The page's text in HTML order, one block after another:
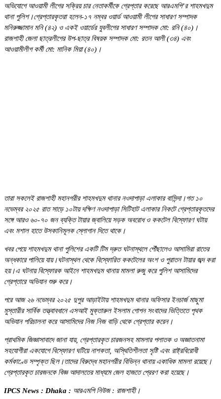
অভিযোগে আওয়ামী লীগের সক্রিয় চার নেতাকর্মীকে গ্রেপ্তার করেছে আরএমপি’র শাহমখদুম
থানা পুলিশ।গ্রেপ্তারকৃতরা হলেন-১৭ নম্বর ওয়ার্ড আওয়ামী লীগের সাধারণ সম্পাদক
মনিরুজ্জামান মনি (৪২) ও একই ওয়ার্ডের যুবলীগের সাধারণ সম্পাদক মো: রনি (৪০)।
রাজশাহী জেলা ছাত্রলীগের উপ-ছাত্র বিষয়ক সম্পাদক মো: রতন আলী (৩৪) এবং
আওয়ামীলীগ কর্মী মো: মানিক মিয়া (৪০)।
তারা সকলেই রাজশাহী মহানগরীর শাহমখদুম থানার নওদাপাড়া এলাকার বাসিন্দা।গত ১০
নভেম্বর ২০২৫ রাত সাড়ে ১০টায় দক্ষিণ নওদাপাড়া সিটিহাট এলাকার নিকটে গ্রেপ্তারকৃতদের
সঙ্গে আরও ৬০-৭০ জন ব্যক্তি টায়ার জ্বালিয়ে সড়ক অবরোধ ও ককটেল বিস্ফোরণ ঘটায়
এবং মশাল হাতে উসকানিমূলক স্লোগান দিতে থাকে।
খবর পেয়ে শাহমখদুম থানা পুলিশের একটি টিম দ্রুত ঘটনাস্থলে পৌঁছালেও আসামিরা রাতের
অন্ধকারে পালিয়ে যায়।ঘটনাস্থল থেকে বিস্ফোরিত ককটেলের অংশ ও পুরাতন টায়ার জব্দ করা
হয়।এ ঘটনায় বিস্ফোরক আইনে শাহমখদুম থানায় মামলা রুজু করে পুলিশ আসামিদের
গ্রেপ্তারে অভিযান শুরু করে।
পরে আজ ২৬ নভেম্বর ২০২৫ দুপুর আড়াইটায় শাহমখদুম থানার অফিসার ইনচার্জ মাছুমা
মুস্তারীর সার্বিক তত্ত্বাবধানে এসআই মুক্তারুল ইসলাম গোপন সংবাদের ভিত্তিতে পৃথক
অভিযান পরিচালনা করে আসামিদের নিজ নিজ বাড়ি থেকে গ্রেপ্তার করেন।
প্রাথমিক জিজ্ঞাসাবাদে জানা যায়, গ্রেপ্তারকৃত চারজনসহ মামলার পলাতক ও অজ্ঞাতনামা
সহযোগীরা একযোগে বিস্ফোরণ ঘটিয়ে নাশকতা, অস্থিতিশীলতা সৃষ্টি এবং রাষ্ট্রবিরোধী
কর্মকাণ্ডে সম্পৃক্ত ছিল।তাদের বিরুদ্ধে মহানগরীর বিভিন্ন থানায় একাধিক মামলা রয়েছে।
গ্রেপ্তারকৃত চারজনকে বিজ্ঞ আদালতের মাধ্যমে জেল হাজতে প্রেরণ করা হয়েছে।
IPCS News : Dhaka : আরএমপি নিউজ : রাজশাহী।